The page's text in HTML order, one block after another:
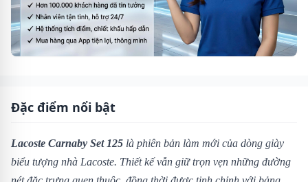
Đặc điểm nổi bật
Lacoste Carnaby Set 125 là phiên bản làm mới của dòng giày
biểu tượng nhà Lacoste. Thiết kế vẫn giữ trọn vẹn những đường